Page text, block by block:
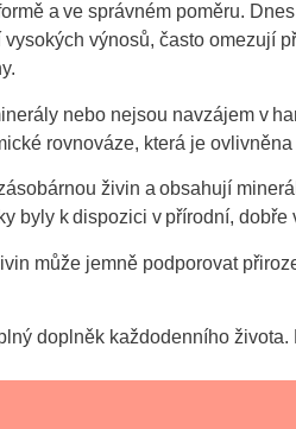
a ve správném poměru.
výnosů, často omezují
nebo nejsou navzájem v
rovnováze, která je
živin a obsahují
byly k dispozici v přírodní, dobře
může jemně podporovat
doplněk každodenního